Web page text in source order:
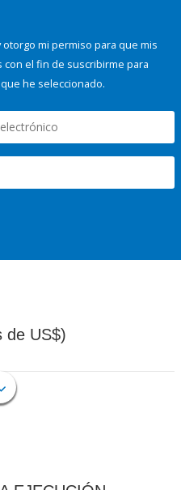
otorgo mi permiso para que mis
el fin de suscribirme para
he seleccionado.
de US$)